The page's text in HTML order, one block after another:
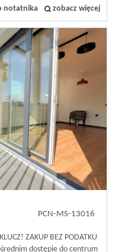
notatnika zobacz więcej
PCN-MS-13016
ZAKUP BEZ PODATKU
dostępie do centrum